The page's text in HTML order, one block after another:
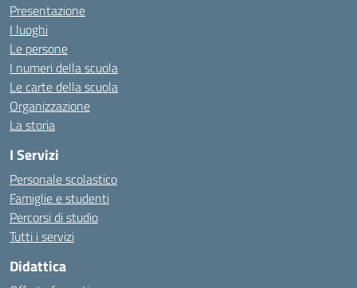
Presentazione
I luoghi
Le persone
I numeri della scuola
Le carte della scuola
Organizzazione
La storia
I Servizi
Personale scolastico
Famiglie e studenti
Percorsi di studio
Tutti i servizi
Didattica